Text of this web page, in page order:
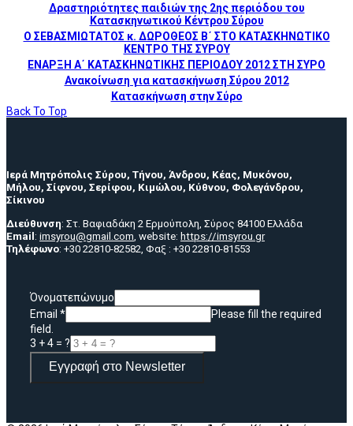
Δραστηριότητες παιδιών της 2ης περιόδου του
Κατασκηνωτικού Κέντρου Σύρου
Ο ΣΕΒΑΣΜΙΩΤΑΤΟΣ κ. ΔΩΡΟΘΕΟΣ Β΄ ΣΤΟ ΚΑΤΑΣΚΗΝΩΤΙΚΟ
ΚΕΝΤΡΟ ΤΗΣ ΣΥΡΟΥ
ΕΝΑΡΞΗ Α΄ ΚΑΤΑΣΚΗΝΩΤΙΚΗΣ ΠΕΡΙΟΔΟΥ 2012 ΣΤΗ ΣΥΡΟ
Ανακοίνωση για κατασκήνωση Σύρου 2012
Κατασκήνωση στην Σύρο
Back To Top
Ιερά Μητρόπολις Σύρου, Τήνου, Άνδρου, Κέας, Μυκόνου,
Μήλου, Σίφνου, Σερίφου, Κιμώλου, Κύθνου, Φολεγάνδρου,
Σίκινου
Διεύθυνση: Στ. Βαφιαδάκη 2 Ερμούπολη, Σύρος 84100 Ελλάδα
Email : imsyrou@gmail.com , website: https://imsyrou.gr
Τηλέφωνο: +30 22810-82582, Φαξ : +30 22810-81553
Όνοματεπώνυμο
Email *
Please fill the required
field.
3 + 4 = ?
Εγγραφή στο Newsletter